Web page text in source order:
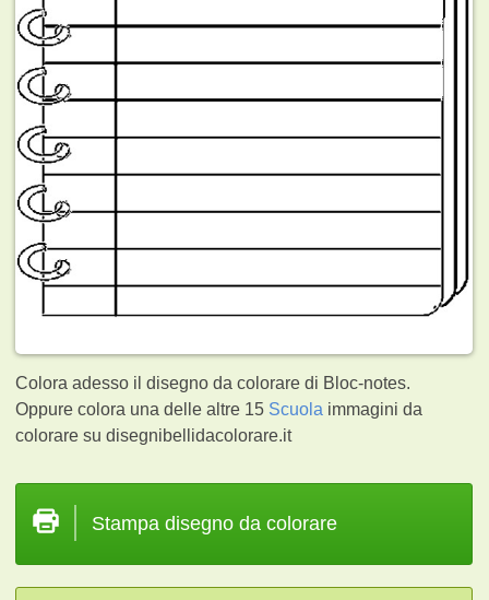
Colora adesso il disegno da colorare di Bloc-notes.
Oppure colora una delle altre 15 Scuola immagini da
colorare su disegnibellidacolorare.it
Stampa disegno da colorare